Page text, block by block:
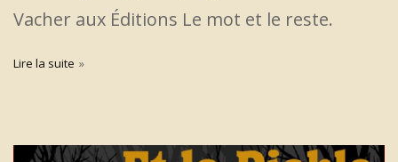
Vacher aux Éditions Le mot et le reste.
Lire la suite